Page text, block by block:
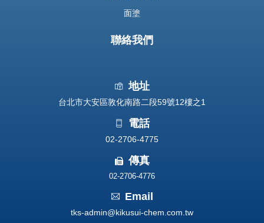
面塗
聯絡我們
地址
台北市大安區敦化南路二段59號12樓之1
電話
02-2706-4775
傳真
02-2706-4776
Email
tks-admin@kikusui-chem.com.tw